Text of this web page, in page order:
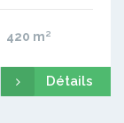
420 m²
Détails